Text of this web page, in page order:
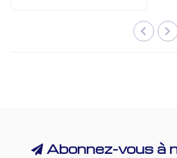
Abonnez-vous à